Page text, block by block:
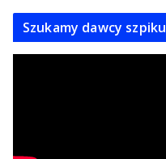
Szukamy dawcy szpiku